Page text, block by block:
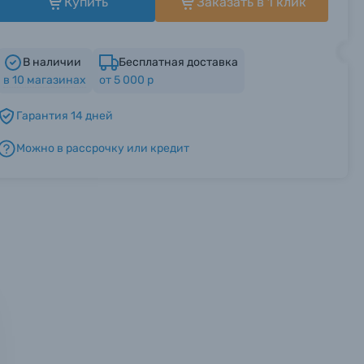
с
В наличии
в 10 магазинах
Бесплатная доставка
от 5 000 р
Гарантия 14 дней
Можно в рассрочку или кредит